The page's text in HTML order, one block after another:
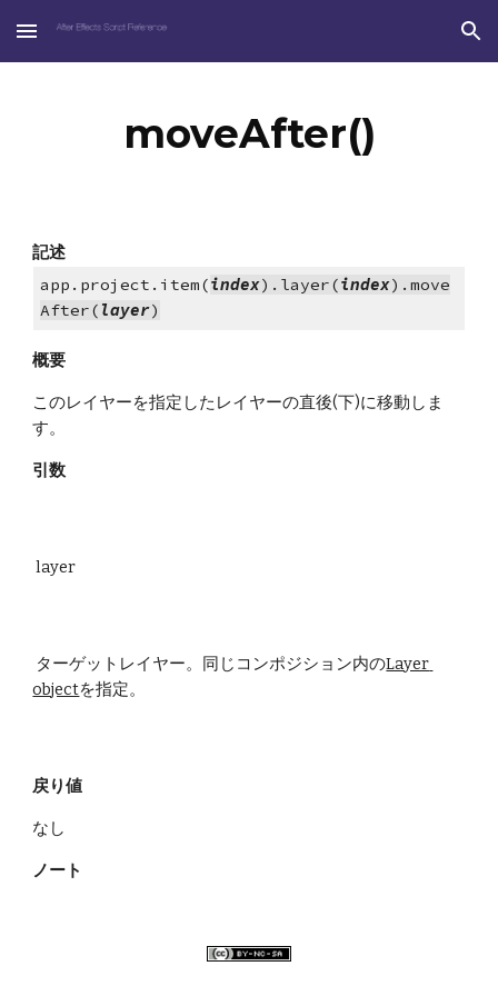
Skip to main content Skip to navigation
moveAfter()
記述
app.project.item(index).layer(index).move
After( layer)
概要
このレイヤーを指定したレイヤーの直後(下)に移動しま
す。
引数
layer
ターゲットレイヤー。同じコンポジション内のLayer
objectを指定。
戻り値
なし
ノート